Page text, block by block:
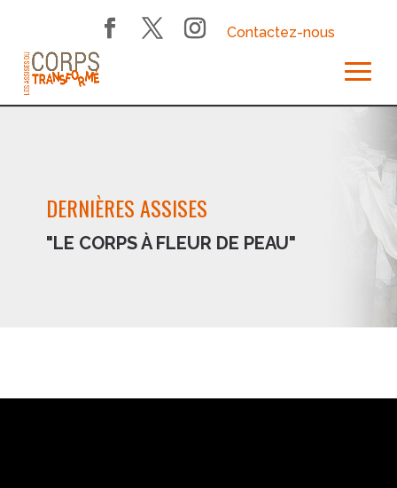
Contactez-nous
DERNIÈRES ASSISES
"LE CORPS À FLEUR DE PEAU"